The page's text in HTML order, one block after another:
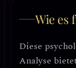
Wie es
Diese
Analyse